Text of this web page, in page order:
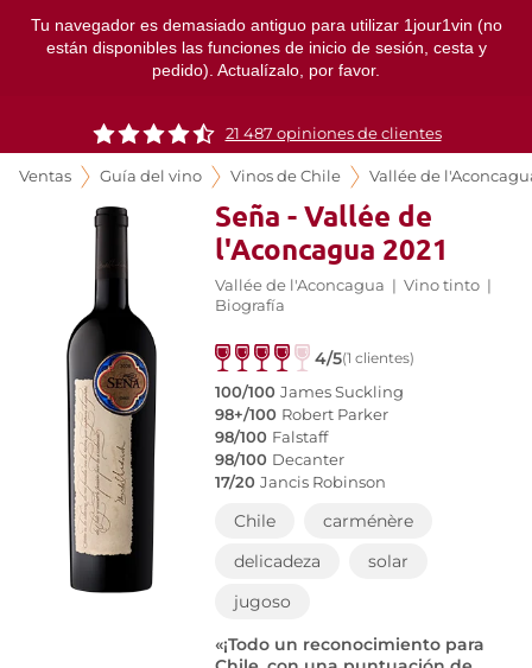
Tu navegador es demasiado antiguo para utilizar 1jour1vin (no
están disponibles las funciones de inicio de sesión, cesta y
pedido). Actualízalo, por favor.
21 487 opiniones de clientes
Ventas Guía del vino Vinos de Chile Vallée de
Seña - Vallée de
l'Aconcagua 2021
Vallée de l'Aconcagua | Vino tinto |
Biografía
4/5(1 clientes)
100/100 James Suckling
98+/100 Robert Parker
98/100 Falstaff
98/100 Decanter
17/20 Jancis Robinson
Chile
carménère
delicadeza
solar
jugoso
«¡Todo un reconocimiento para